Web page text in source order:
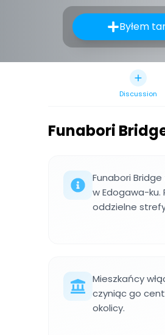
Byłem
Discussion
Funabori
Funabori
w Edogawa-
oddzielne
Mieszkańcy
czyniąc go
okolicy.